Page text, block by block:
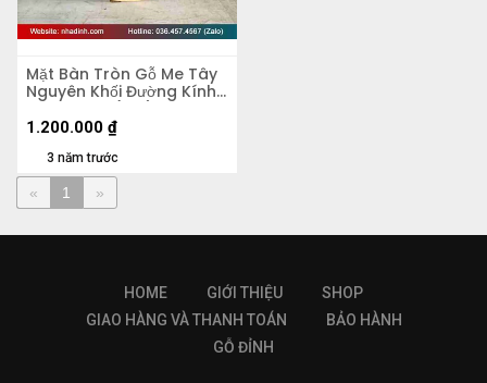
Mặt Bàn Tròn Gỗ Me Tây
Nguyên Khối Đường Kính
60 Dày 4.5 (cm)
3 năm trước
1.200.000 ₫
« 1 »
HOME GIỚI THIỆU
SHOP
GIAO HÀNG VÀ THANH TOÁN
BẢO HÀNH
GỖ ĐỈNH